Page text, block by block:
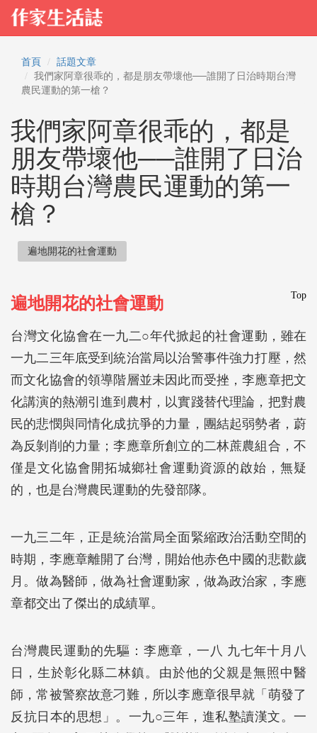
首頁
話題文章
我們家阿章很乖的，都是朋友帶壞他──誰開了日治時期台灣
農民運動的第一槍？
我們家阿章很乖的，都是
朋友帶壞他──誰開了日治
時期台灣農民運動的第一
槍？
遍地開花的社會運動
Top
遍地開花的社會運動
台灣文化協會在一九二○年代掀起的社會運動，雖在
一九二三年底受到統治當局以治警事件強力打壓，然
而文化協會的領導階層並未因此而受挫，李應章把文
化講演的熱潮引進到農村，以實踐替代理論，把對農
民的悲憫與同情化成抗爭的力量，團結起弱勢者，蔚
為反剝削的力量；李應章所創立的二林蔗農組合，不
僅是文化協會開拓城鄉社會運動資源的啟始，無疑
的，也是台灣農民運動的先發部隊。
一九三二年，正是統治當局全面緊縮政治活動空間的
時期，李應章離開了台灣，開始他赤色中國的悲歡歲
月。做為醫師，做為社會運動家，做為政治家，李應
章都交出了傑出的成績單。
台灣農民運動的先驅：李應章，一八 九七年十月八
日，生於彰化縣二林鎮。由於他的父親是無照中醫
師，常被警察故意刁難，所以李應章很早就「萌發了
反抗日本的思想」。一九○三年，進私塾讀漢文。一